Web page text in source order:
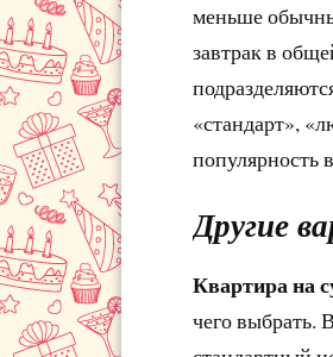
меньше
завтрак в
«стандарт»,
популярность
Другие
Квартира на
чего выбрать.